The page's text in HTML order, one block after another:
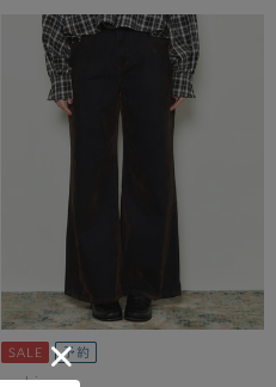
archives